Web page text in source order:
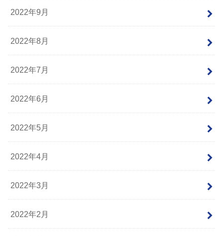
2022年9月
2022年8月
2022年7月
2022年6月
2022年5月
2022年4月
2022年3月
2022年2月